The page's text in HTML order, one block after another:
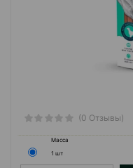
(0 Отзывы)
Масса
1 шт